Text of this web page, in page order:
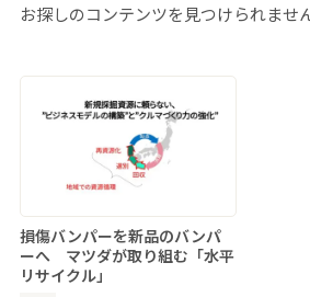
お探しのコンテンツを見つけられませ
損傷バンパーを新品のバンパ
ーへ マツダが取り組む「水平
リサイクル」